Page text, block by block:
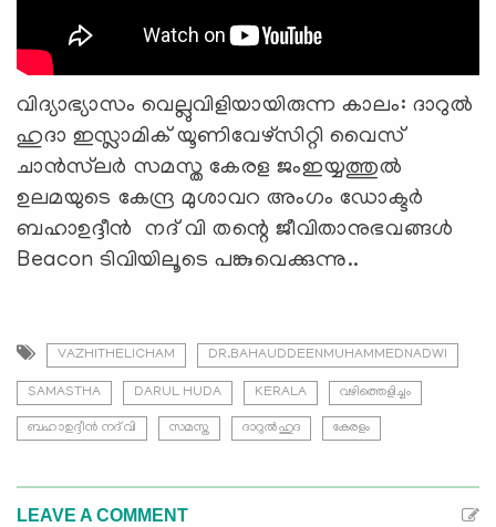
വിദ്യാഭ്യാസം വെല്ലുവിളിയായിരുന്ന കാലം: ദാറുൽ
ഹുദാ ഇസ്ലാമിക് യൂണിവേഴ്സിറ്റി വൈസ്
ചാൻസ്‌ലർ സമസ്ത കേരള ജംഇയ്യത്തുൽ
ഉലമയുടെ കേന്ദ്ര മുശാവറ അംഗം ഡോക്ടർ
ബഹാഉദ്ദീൻ നദ് വി തന്റെ ജീവിതാനുഭവങ്ങൾ
Beacon ടിവിയിലൂടെ പങ്കുവെക്കുന്നു..
VAZHITHELICHAM DR.BAHAUDDEENMUHAMMEDNADWI
SAMASTHA DARUL HUDA KERALA വഴിത്തെളിച്ചം
ബഹാഉദ്ദീൻ നദ് വി സമസ്ത ദാറുൽഹുദ കേരളം
LEAVE A COMMENT